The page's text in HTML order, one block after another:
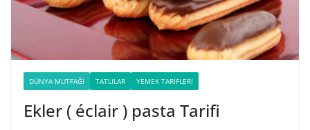
DÜNYA MUTFAĞI TATLILAR YEMEK TARIFLERI
Ekler ( éclair ) pasta Tarifi